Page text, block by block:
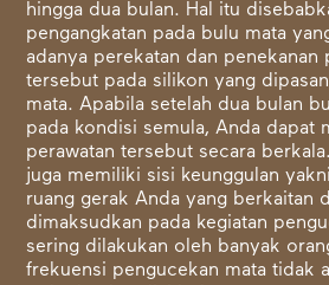
hingga dua bulan. Hal itu
pengangkatan pada bulu mata
adanya perekatan dan penekanan
tersebut pada silikon yang
mata. Apabila setelah dua bulan
pada kondisi semula, Anda dapat
perawatan tersebut secara
juga memiliki sisi keunggulan
ruang gerak Anda yang berkaitan
dimaksudkan pada kegiatan
sering dilakukan oleh banyak
frekuensi pengucekan mata tidak